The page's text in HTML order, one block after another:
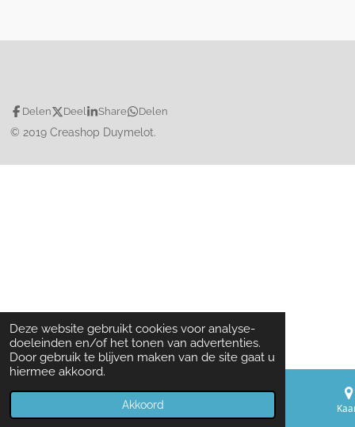
Deze website gebruikt cookies voor analyse-
doeleinden en/of het tonen van advertenties.
Door gebruik te blijven maken van de site gaat u
hiermee akkoord.
Akkoord
Delen Deel Share Delen
© 2019 Creashop Duymelot.